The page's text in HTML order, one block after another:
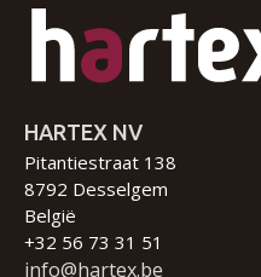
HARTEX NV
Pitantiestraat 138
8792 Desselgem
België
+32 56 73 31 51
info@hartex.be